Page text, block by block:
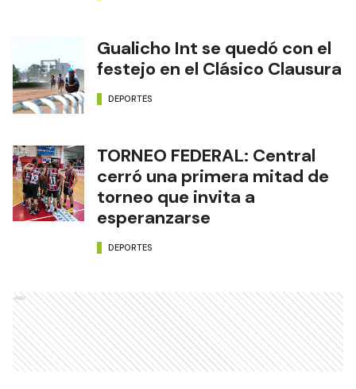
Gualicho Int se quedó con el
festejo en el Clásico Clausura
DEPORTES
TORNEO FEDERAL: Central
cerró una primera mitad de
torneo que invita a
esperanzarse
DEPORTES
Ads